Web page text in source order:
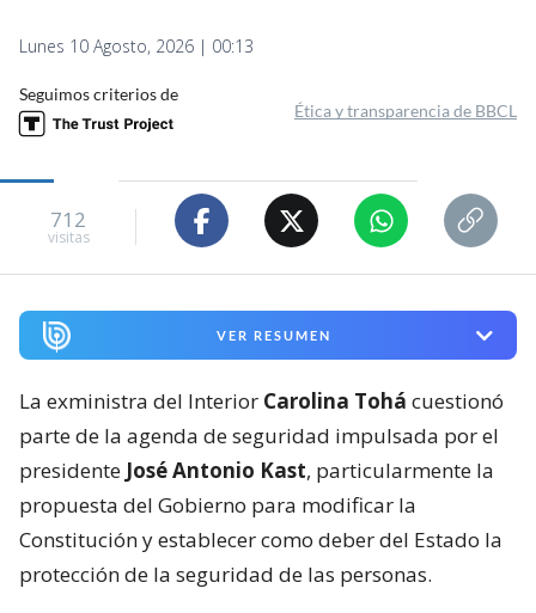
Lunes 10 Agosto, 2026 | 00:13
Seguimos criterios de
Ética y transparencia de BBCL
712
visitas
VER RESUMEN
La exministra del Interior Carolina Tohá cuestionó
parte de la agenda de seguridad impulsada por el
presidente José Antonio Kast, particularmente la
propuesta del Gobierno para modificar la
Constitución y establecer como deber del Estado la
protección de la seguridad de las personas.